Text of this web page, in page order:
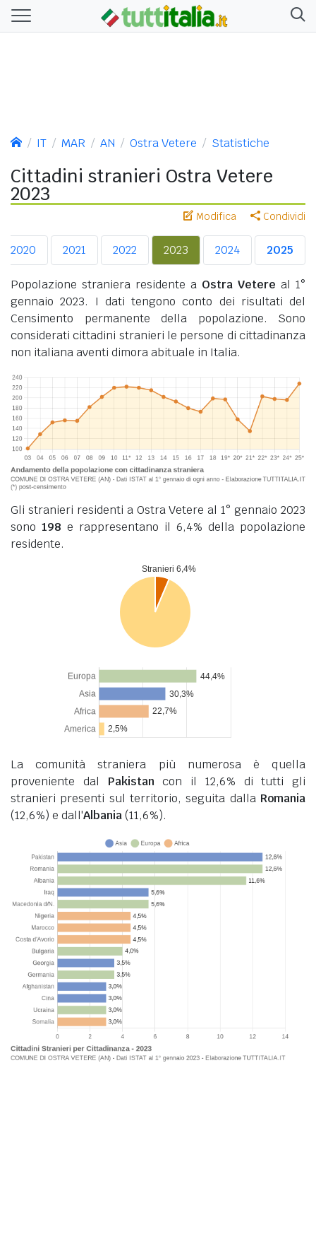
IT MAR AN Ostra Vetere Statistiche
Cittadini stranieri Ostra Vetere
2023
Modifica Condividi
2020 2021 2022 2023 2024 2025
Popolazione straniera residente a Ostra Vetere al 1°
gennaio 2023. I dati tengono conto dei risultati del
Censimento permanente della popolazione. Sono
considerati cittadini stranieri le persone di cittadinanza
non italiana aventi dimora abituale in Italia.
Gli stranieri residenti a Ostra Vetere al 1° gennaio 2023
sono 198 e rappresentano il 6,4% della popolazione
residente.
La comunità straniera più numerosa è quella
proveniente dal Pakistancon il 12,6% di tutti gli
stranieri presenti sul territorio, seguita dalla Romania
(12,6%) e dall'Albania(11,6%).